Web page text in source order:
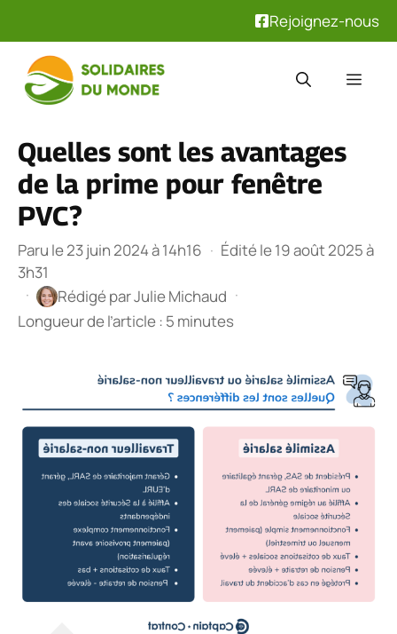
Rejoignez-nous
contenu
Quelles sont les avantages
de la prime pour fenêtre
PVC?
Paru le 23 juin 2024 à 14h16 · Édité le 19 août 2025 à
3h31
·
Rédigé parJulie Michaud ·
Longueur de l’article : 5 minutes